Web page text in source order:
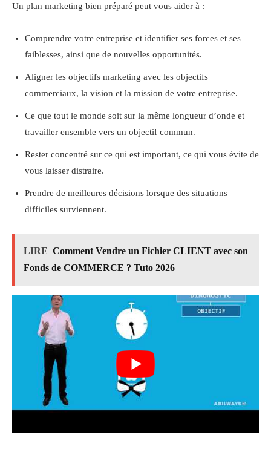
Un plan marketing bien préparé peut vous aider à :
Comprendre votre entreprise et identifier ses forces et ses
faiblesses, ainsi que de nouvelles opportunités.
Aligner les objectifs marketing avec les objectifs
commerciaux, la vision et la mission de votre entreprise.
Ce que tout le monde soit sur la même longueur d’onde et
travailler ensemble vers un objectif commun.
Rester concentré sur ce qui est important, ce qui vous évite de
vous laisser distraire.
Prendre de meilleures décisions lorsque des situations
difficiles surviennent.
LIRE Comment Vendre un Fichier CLIENT avec son
Fonds de COMMERCE ? Tuto 2026